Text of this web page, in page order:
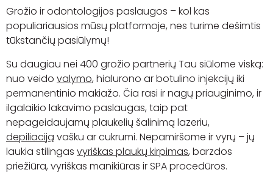
Grožio ir odontologijos paslaugos – kol kas
populiariausios mūsų platformoje, nes turime dešimtis
tūkstančių pasiūlymų!
Su daugiau nei 400 grožio partnerių Tau siūlome viską:
nuo veido valymo, hialurono ar botulino injekcijų iki
permanentinio makiažo. Čia rasi ir nagų priauginimo, ir
ilgalaikio lakavimo paslaugas, taip pat
nepageidaujamų plaukelių šalinimą lazeriu,
depiliaciją vašku ar cukrumi. Nepamiršome ir vyrų – jų
laukia stilingas vyriškas plaukų kirpimas, barzdos
priežiūra, vyriškas manikiūras ir SPA procedūros.